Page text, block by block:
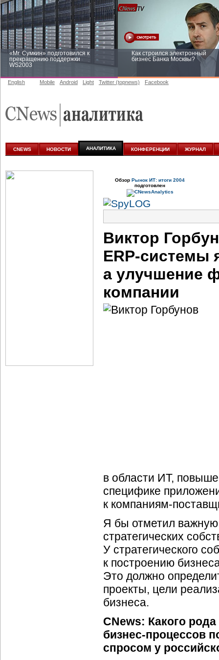
«Mr. Сумкин» подготовился к
прекращению поддержки
WS2003
Как строился электронный
бизнес Банка Москвы?
аналитике
English Mobile Android Light Twitter (topnews) Facebook
CNEWS НОВОСТИ АНАЛИТИКА КОНФЕРЕНЦИИ ЖУРНАЛ
Обзор Рынок ИТ: итоги 2004
подготовлен
Виктор
ERP-системы
а улучшение
компании
в области ИТ,
специфике
к компаниям-
Я бы отметил
стратегических
У стратегического
к построению
Это должно
проекты, цели
бизнеса.
CNews: Какого
бизнес-процессов
спросом у